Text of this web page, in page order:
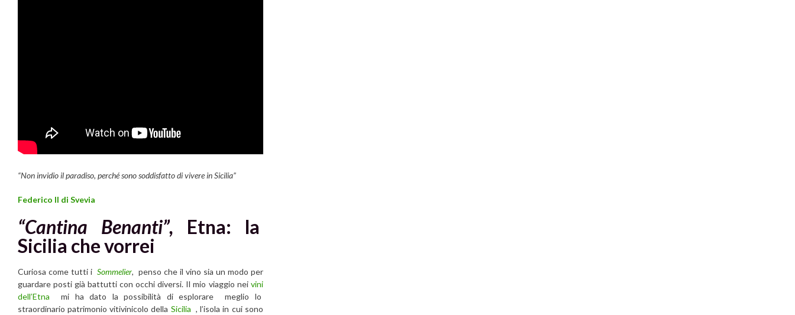
“Non invidio il paradiso, perché sono soddisfatto di vivere in Sicilia”
Federico II di Svevia
“Cantina Benanti”, Etna: la
Sicilia che vorrei
Curiosa come tutti i Sommelier, penso che il vino sia un modo per
guardare posti già battutti con occhi diversi. Il mio viaggio nei vini
dell’Etna
mi ha dato la possibilità di esplorare meglio lo
straordinario patrimonio vitivinicolo della Sicilia , l’isola in cui sono